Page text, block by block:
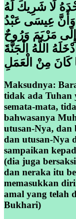
لَا شَرِيكَ لَهُ
عِيسَى عَبْدُ
إِلَى مَرْيَمَ وَرُوحٌ
اللَّهُ الْجَنَّةَ
كَانَ مِنْ الْعَمَلِ
Maksudnya:
tidak ada Tuhan
semata-mata,
bahwasanya
utusan-Nya, dan
dan utusan-Nya
sampaikan
(dia juga
dan neraka itu
memasukkan
amal yang telah
Bukhari)